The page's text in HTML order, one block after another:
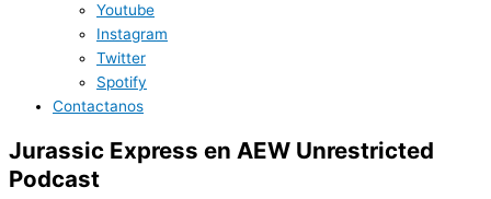
Youtube
Instagram
Twitter
Spotify
Contactanos
Jurassic Express en AEW Unrestricted
Podcast